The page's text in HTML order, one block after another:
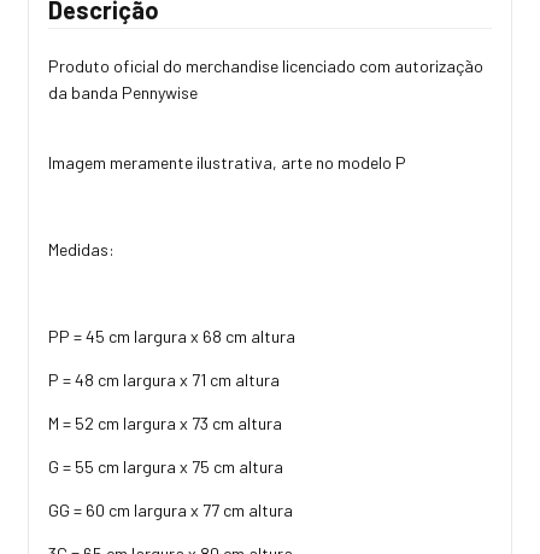
Descrição
Produto oficial do merchandise licenciado com autorização
da banda Pennywise
Imagem meramente ilustrativa, arte no modelo P
Medidas:
PP = 45 cm largura x 68 cm altura
P = 48 cm largura x 71 cm altura
M = 52 cm largura x 73 cm altura
G = 55 cm largura x 75 cm altura
GG = 60 cm largura x 77 cm altura